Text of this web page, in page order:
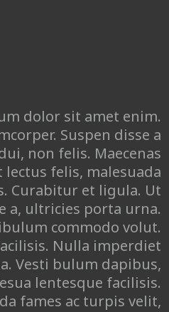
dolor sit amet enim.
Suspen disse a
non felis. Maecenas
lectus felis, malesuada
Curabitur et ligula. Ut
a, ultricies porta urna.
commodo volut.
Nulla imperdiet
Vesti bulum dapibus,
lentesque facilisis.
fames ac turpis velit,